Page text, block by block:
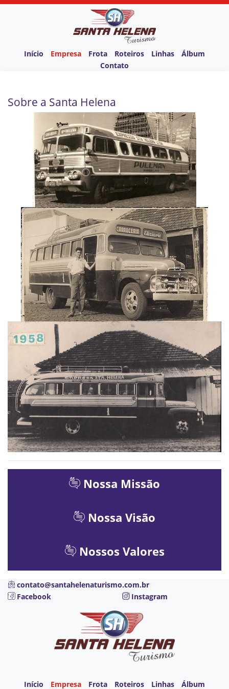
Início Empresa Frota Roteiros Linhas
Álbum
Contato
Sobre a Santa Helena
Nossa Missão
Nossa Visão
Nossos Valores
contato@santahelenaturismo.com.br
Facebook
Instagram
Início Empresa Frota Roteiros Linhas Álbum